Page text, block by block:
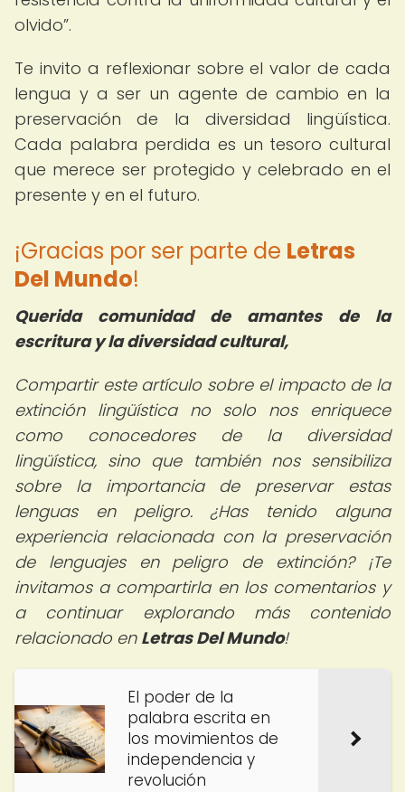
olvido .
Te invito a reflexionar sobre el valor de cada
lengua y a ser un agente de cambio en la
preservación de la diversidad lingüística.
Cada palabra perdida es un tesoro cultural
que merece ser protegido y celebrado en el
presente y en el futuro.
¡Gracias por ser parte de Letras
Del Mundo!
Querida comunidad de amantes de la
escritura y la diversidad cultural,
Compartir este artículo sobre el impacto de la
extinción lingüística no solo nos enriquece
como conocedores de la diversidad
lingüística, sino que también nos sensibiliza
sobre la importancia de preservar estas
lenguas en peligro. ¿Has tenido alguna
experiencia relacionada con la preservación
de lenguajes en peligro de extinción? ¡Te
invitamos a compartirla en los comentarios y
a continuar explorando más contenido
relacionado en Letras Del Mundo!
El poder de la
palabra escrita en
los movimientos de
independencia y
revolución